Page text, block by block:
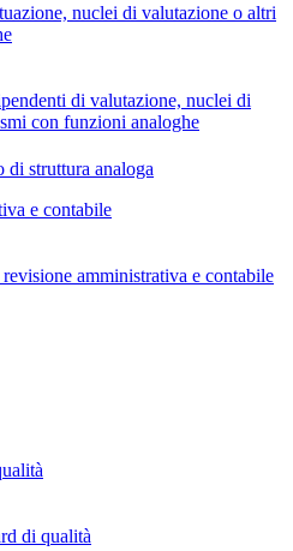
nuclei di valutazione o altri
di valutazione, nuclei di
con funzioni analoghe
struttura analoga
e contabile
amministrativa e contabile
di qualità